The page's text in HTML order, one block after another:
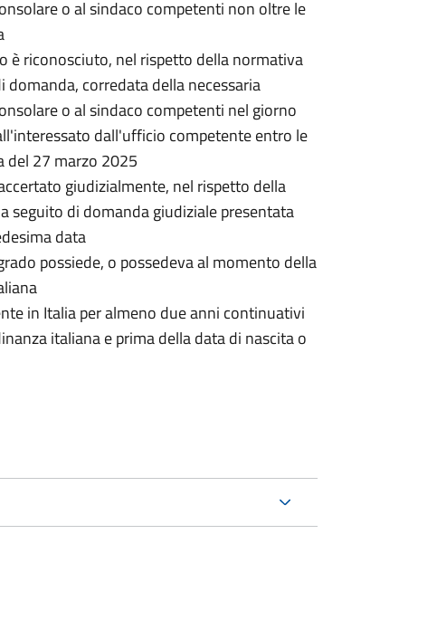
o al sindaco competenti non oltre le
riconosciuto, nel rispetto della normativa
corredata della necessaria
o al sindaco competenti nel giorno
dall'ufficio competente entro le
del 27 marzo 2025
giudizialmente, nel rispetto della
seguito di domanda giudiziale presentata
data
possiede, o possedeva al momento della
in Italia per almeno due anni continuativi
italiana e prima della data di nascita o